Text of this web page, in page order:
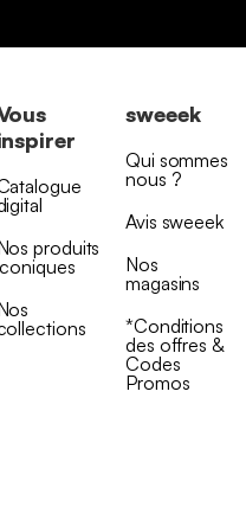
produits
sweeek
Qui sommes
nous ?
Avis sweeek
Nos
magasins
*Conditions
des offres &
Codes
Promos